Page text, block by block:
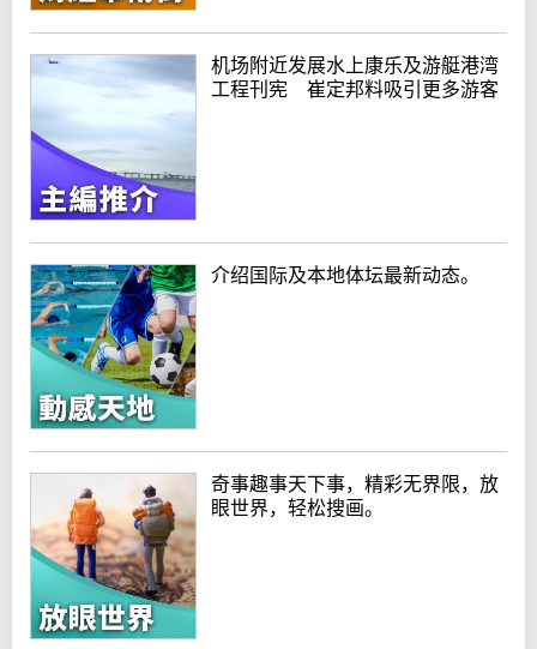
机场附近发展水上康乐及游艇港湾
工程刊宪 崔定邦料吸引更多游客
介绍国际及本地体坛最新动态。
奇事趣事天下事，精彩无界限，放
眼世界，轻松搜画。